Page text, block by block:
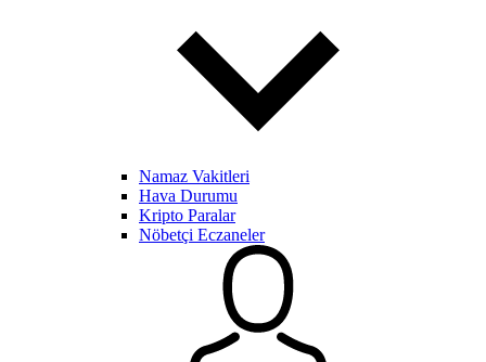
Namaz Vakitleri
Hava Durumu
Kripto Paralar
Nöbetçi Eczaneler